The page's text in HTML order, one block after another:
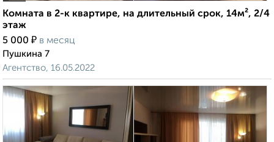
Комната в 2-к квартире, на длительный срок, 14м², 2/4
этаж
5 000 ₽ в месяц
Пушкина 7
Агентство, 16.05.2022